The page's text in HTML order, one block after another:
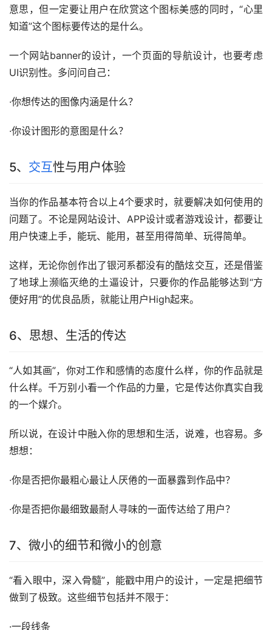
意思，但一定要让用户在欣赏这个图标美感的同时，“心里
知道”这个图标要传达的是什么。
一个网站banner的设计，一个页面的导航设计，也要考虑
UI识别性。多问问自己：
·你想传达的图像内涵是什么？
·你设计图形的意图是什么？
5、 交互性与用户体验
当你的作品基本符合以上4个要求时，就要解决如何使用的
问题了。不论是网站设计、APP设计或者游戏设计，都要让
用户快速上手，能玩、能用，甚至用得简单、玩得简单。
这样，无论你创作出了银河系都没有的酷炫交互，还是借鉴
了地球上濒临灭绝的土逼设计，只要你的作品能够达到“方
便好用”的优良品质，就能让用户High起来。
6、思想、生活的传达
“人如其画”，你对工作和感情的态度什么样，你的作品就是
什么样。千万别小看一个作品的力量，它是传达你真实自我
的一个媒介。
所以说，在设计中融入你的思想和生活，说难，也容易。多
想想：
·你是否把你最粗心最让人厌倦的一面暴露到作品中？
·你是否把你最细致最耐人寻味的一面传达给了用户？
7、微小的细节和微小的创意
“看入眼中，深入骨髓”，能戳中用户的设计，一定是把细节
做到了极致。这些细节包括并不限于：
·一段线条